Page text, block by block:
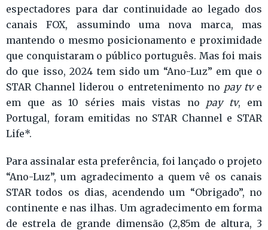
espectadores para dar continuidade ao legado dos
canais FOX, assumindo uma nova marca, mas
mantendo o mesmo posicionamento e proximidade
que conquistaram o público português. Mas foi mais
do que isso, 2024 tem sido um “Ano-Luz” em que o
STAR Channel liderou o entretenimento no pay tve
em que as 10 séries mais vistas no pay tv, em
Portugal, foram emitidas no STAR Channel e STAR
Life*.
Para assinalar esta preferência, foi lançado o projeto
“Ano-Luz”, um agradecimento a quem vê os canais
STAR todos os dias, acendendo um “Obrigado”, no
continente e nas ilhas. Um agradecimento em forma
de estrela de grande dimensão (2,85m de altura, 3